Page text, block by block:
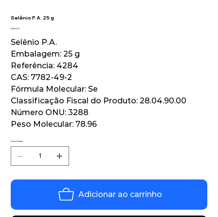
Selênio P.A. 25 g
Preço
R$ 70,00
Selênio P.A.
Embalagem: 25 g
Referência: 4284
CAS: 7782-49-2
Fórmula Molecular: Se
Classificação Fiscal do Produto: 28.04.90.00
Número ONU: 3288
Peso Molecular: 78.96
Quantidade
Adicionar ao carrinho